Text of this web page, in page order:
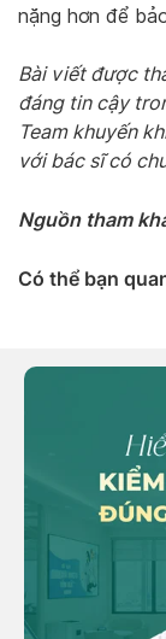
nặng hơn để
Bài viết được
đáng tin cậy
Team khuyến
với bác sĩ có
Nguồn tham
Có thể bạn